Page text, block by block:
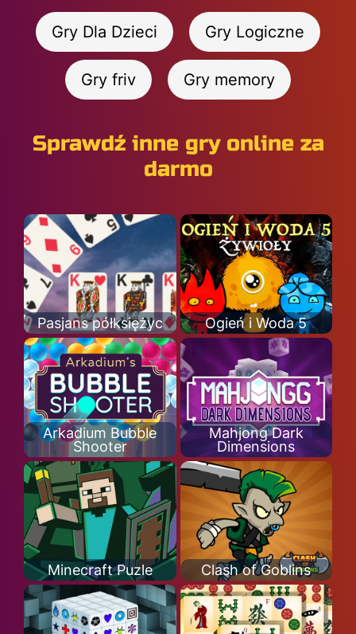
Gry Dla Dzieci Gry Logiczne
Gry friv Gry memory
Sprawdź inne gry online za
darmo
Pasjans półksiężyc Ogień i Woda 5
Arkadium Bubble
Shooter
Mahjong Dark
Dimensions
Minecraft Puzle Clash of Goblins